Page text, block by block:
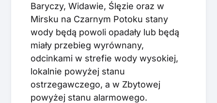
Baryczy, Widawie, Ślęzie oraz w
Mirsku na Czarnym Potoku stany
wody będą powoli opadały lub będą
miały przebieg wyrównany,
odcinkami w strefie wody wysokiej,
lokalnie powyżej stanu
ostrzegawczego, a w Zbytowej
powyżej stanu alarmowego.